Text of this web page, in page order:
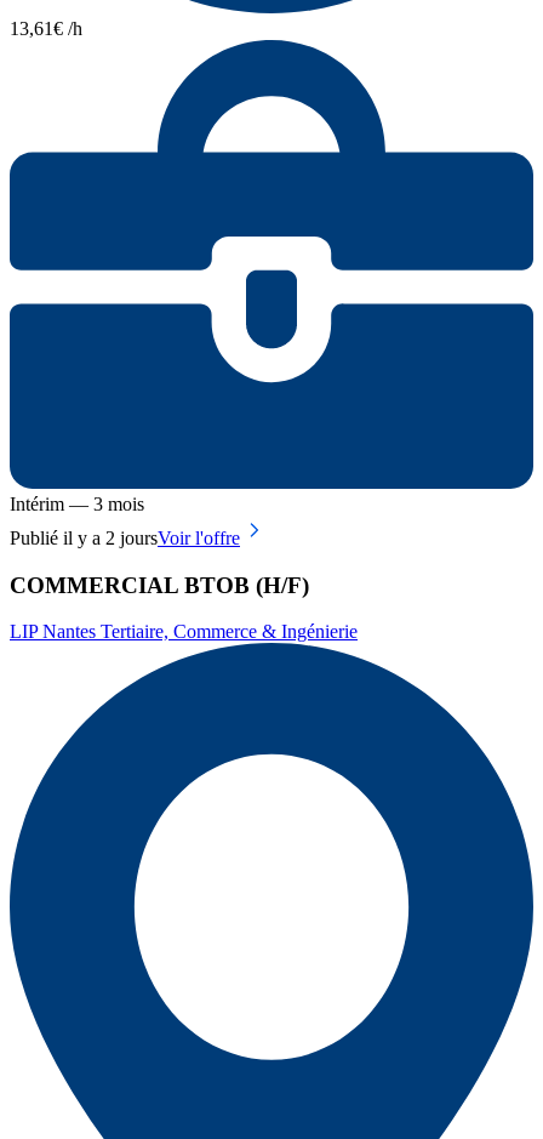
13,61€ /h
Intérim — 3 mois
Publié il y a 2 joursVoir l'offre
COMMERCIAL BTOB (H/F)
LIP Nantes Tertiaire, Commerce & Ingénierie